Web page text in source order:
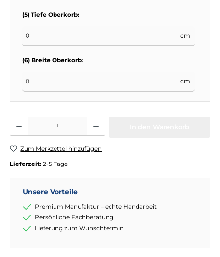
(5) Tiefe Oberkorb:
cm
(6) Breite Oberkorb:
cm
Zum Merkzettel hinzufügen
Lieferzeit: 2-5 Tage
Unsere Vorteile
Premium Manufaktur – echte Handarbeit
Persönliche Fachberatung
Lieferung zum Wunschtermin